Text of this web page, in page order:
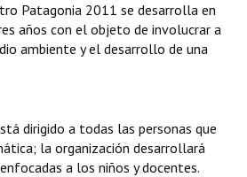
2011 se desarrolla en
años con el objeto de involucrar a
ambiente y el desarrollo de una
a todas las personas que
la organización desarrollará
a los niños y docentes.